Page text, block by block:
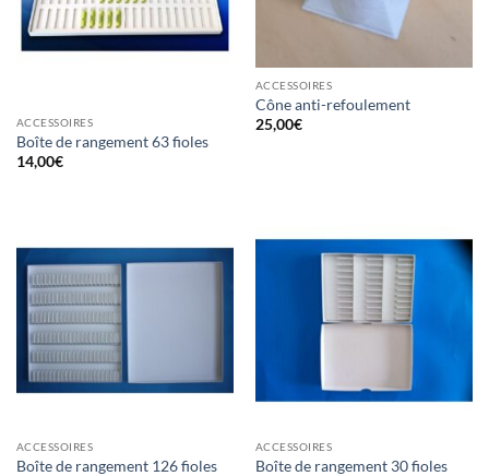
ACCESSOIRES
Boîte de rangement 63 fioles
14,00€
ACCESSOIRES
Cône anti-refoulement
25,00€
ACCESSOIRES
Boîte de rangement 126 fioles
ACCESSOIRES
Boîte de rangement 30 fioles